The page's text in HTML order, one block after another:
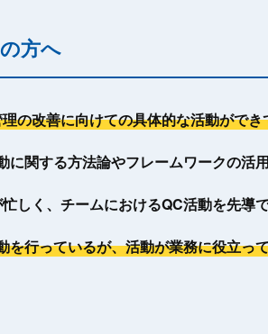
方へ
の改善に向けての具体的な活動ができ
に関する方法論やフレームワークの活
しく、チームにおけるQC活動を先導
を行っているが、活動が業務に役立っ